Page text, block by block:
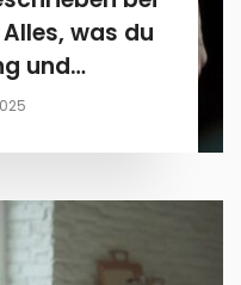
was du
und
musst!